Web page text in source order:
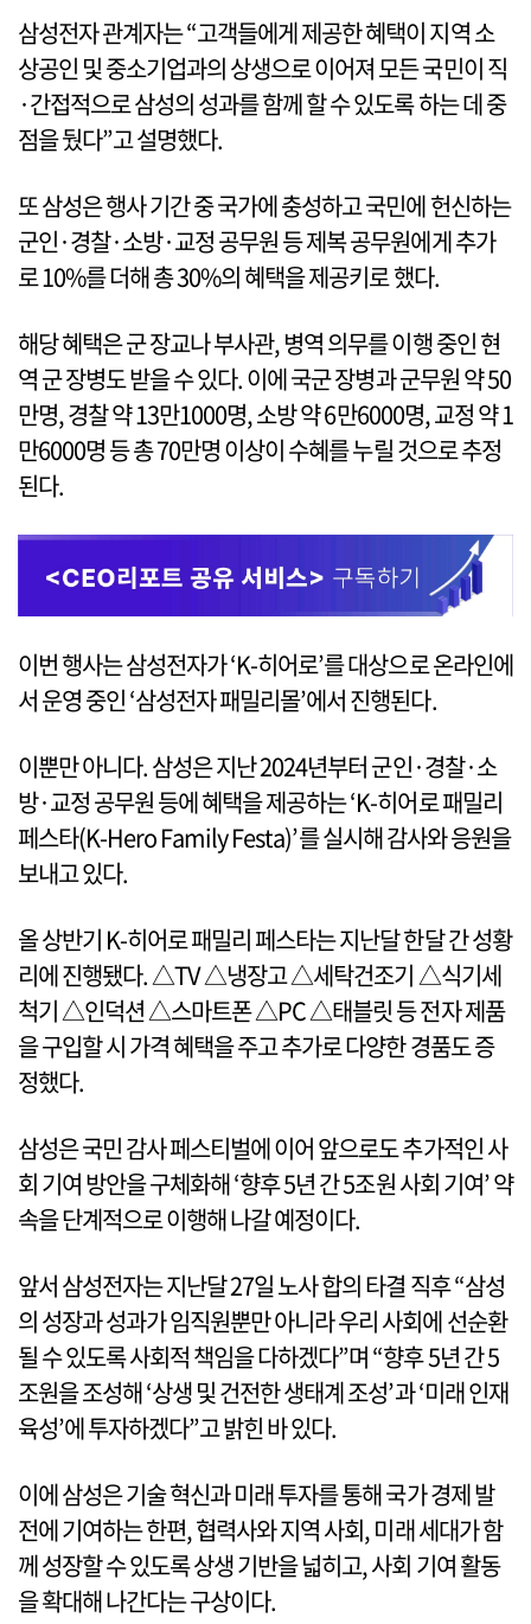
삼성전자 관계자는 “고객들에게 제공한 혜택이 지역 소
상공인 및 중소기업과의 상생으로 이어져 모든 국민이 직
·간접적으로 삼성의 성과를 함께 할 수 있도록 하는 데 중
점을 뒀다”고 설명했다.
또 삼성은 행사 기간 중 국가에 충성하고 국민에 헌신하는
군인·경찰·소방·교정 공무원 등 제복 공무원에게 추가
로 10%를 더해 총 30%의 혜택을 제공키로 했다.
해당 혜택은 군 장교나 부사관, 병역 의무를 이행 중인 현
역 군 장병도 받을 수 있다. 이에 국군 장병과 군무원 약 50
만명, 경찰 약 13만1000명, 소방 약 6만6000명, 교정 약 1
만6000명 등 총 70만명 이상이 수혜를 누릴 것으로 추정
된다.
이번 행사는 삼성전자가 ‘K-히어로’를 대상으로 온라인에
서 운영 중인 ‘삼성전자 패밀리몰’에서 진행된다.
이뿐만 아니다. 삼성은 지난 2024년부터 군인·경찰·소
방·교정 공무원 등에 혜택을 제공하는 ‘K-히어로 패밀리
페스타(K-Hero Family Festa)’를 실시해 감사와 응원을
보내고 있다.
올 상반기 K-히어로 패밀리 페스타는 지난달 한달 간 성황
리에 진행됐다. △TV △냉장고 △세탁건조기 △식기세
척기 △인덕션 △스마트폰 △PC △태블릿 등 전자 제품
을 구입할 시 가격 혜택을 주고 추가로 다양한 경품도 증
정했다.
삼성은 국민 감사 페스티벌에 이어 앞으로도 추가적인 사
회 기여 방안을 구체화해 ‘향후 5년 간 5조원 사회 기여’ 약
속을 단계적으로 이행해 나갈 예정이다.
앞서 삼성전자는 지난달 27일 노사 합의 타결 직후 “삼성
의 성장과 성과가 임직원뿐만 아니라 우리 사회에 선순환
될 수 있도록 사회적 책임을 다하겠다”며 “향후 5년 간 5
조원을 조성해 ‘상생 및 건전한 생태계 조성’과 ‘미래 인재
육성’에 투자하겠다”고 밝힌 바 있다.
이에 삼성은 기술 혁신과 미래 투자를 통해 국가 경제 발
전에 기여하는 한편, 협력사와 지역 사회, 미래 세대가 함
께 성장할 수 있도록 상생 기반을 넓히고, 사회 기여 활동
을 확대해 나간다는 구상이다.